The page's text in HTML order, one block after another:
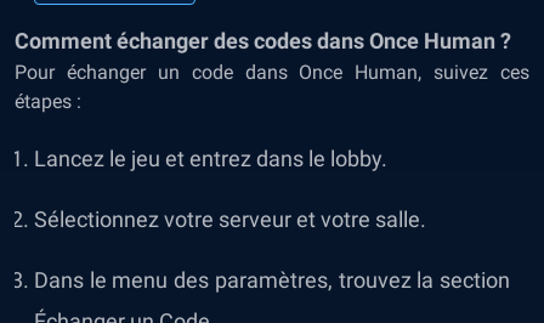
Comment échanger des codes dans Once Human ?
Pour échanger un code dans Once Human, suivez ces
étapes :
Lancez le jeu et entrez dans le lobby.
Sélectionnez votre serveur et votre salle.
Dans le menu des paramètres, trouvez la section